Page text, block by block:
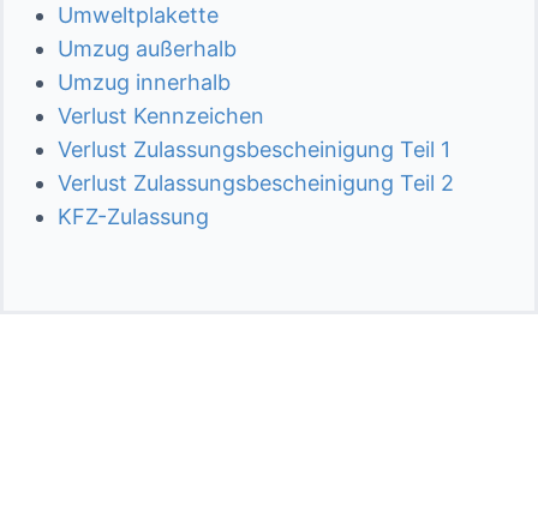
Umweltplakette
Umzug außerhalb
Umzug innerhalb
Verlust Kennzeichen
Verlust Zulassungsbescheinigung Teil 1
Verlust Zulassungsbescheinigung Teil 2
KFZ-Zulassung